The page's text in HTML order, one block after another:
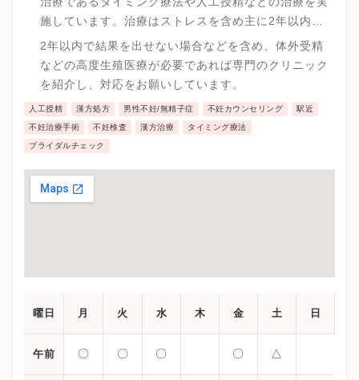
施しています。治療はストレスを含め主に2年以内で
結果を出せるように考えています。
2年以内で結果を出せない場合などを含め、体外受精
などの高度生殖医療が必要であれば専門のクリニック
を紹介し、対応をお願いしています。
人工授精 漢方処方 男性不妊/無精子症 不妊カウンセリング 駅近
不妊治療手術 不妊検査 漢方治療 タイミング療法
ブライダルチェック
曜日 月 火 水 木 金 土 日
午前 〇 〇 〇 〇 △